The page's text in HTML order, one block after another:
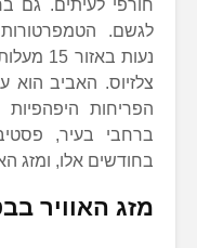
חורפי לעיתים. גם
לגשם.
צלזיוס. האביב הוא
הפריחות
ברחבי בעיר,
בחודשים אלו, ומזג
מזג האוויר